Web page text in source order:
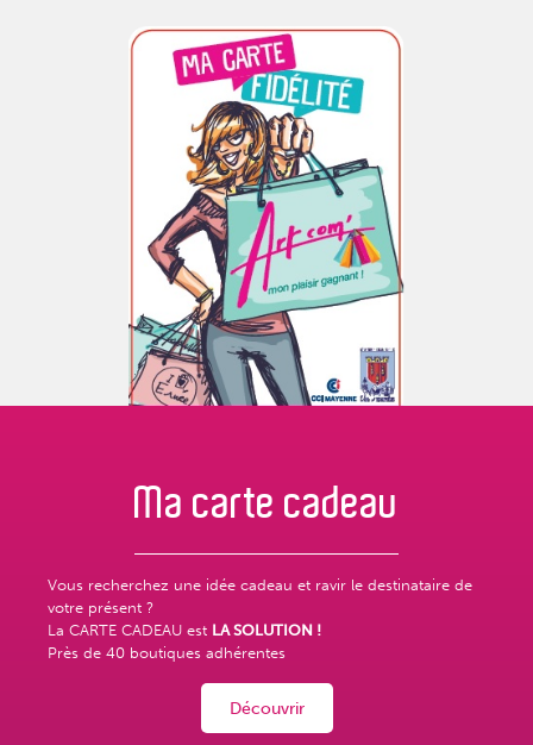
Ma carte cadeau
Vous recherchez une idée cadeau et ravir le destinataire de
votre présent ?
La CARTE CADEAU est LA SOLUTION !
Près de 40 boutiques adhérentes
Découvrir